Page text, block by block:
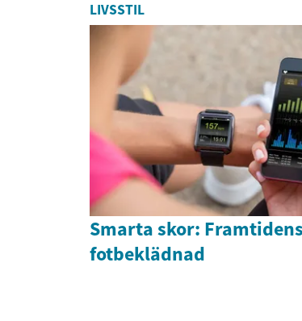
LIVSSTIL
Smarta skor: Framtidens
fotbeklädnad